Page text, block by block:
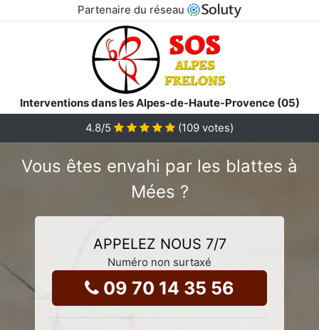
Partenaire du réseau
Interventions dans les Alpes-de-Haute-Provence (05)
4.8/5 (109 votes)
Vous êtes envahi par les blattes à
Mées ?
APPELEZ NOUS 7/7
Numéro non surtaxé
09 70 14 35 56